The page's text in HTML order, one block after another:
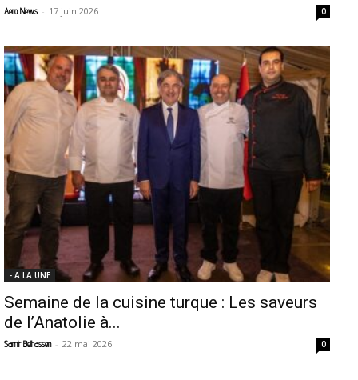
Aero News - 17 juin 2026 0
- A LA UNE
Semaine de la cuisine turque : Les saveurs
de l’Anatolie à...
Samir Belhassen - 22 mai 2026 0